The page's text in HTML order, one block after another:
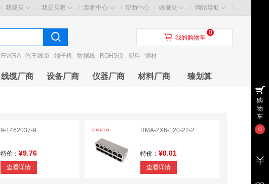
我要买 我是买家 卖家中心 帮助中心 收藏夹 网站导航
FAKRA 汽车线束 端子机 数据线 ROHS仪 塑料 铜材
󰃦 我的购物车
0
线缆厂商 设备厂商 仪器厂商 材料厂商 臻划算
9-1462037-9
特价： ¥9.76
查看详情
RMA-2X6-120-22-2
特价： ¥0.01
查看详情
购
物
车
0